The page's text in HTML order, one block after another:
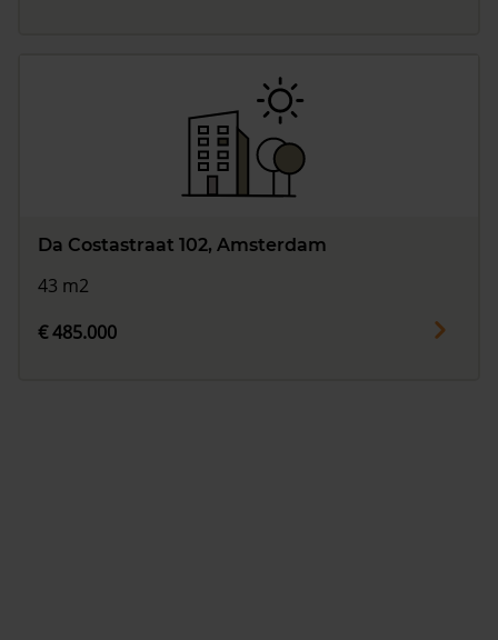
Da Costastraat 102, Amsterdam
43 m2
€ 485.000